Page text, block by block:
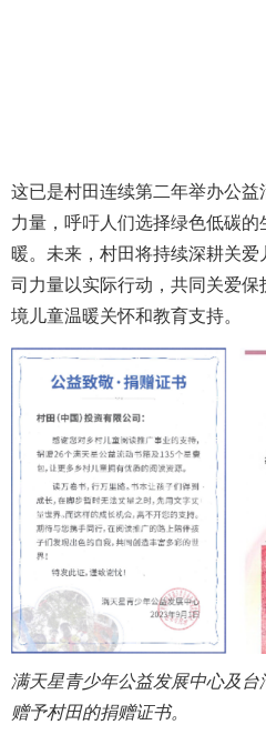
这已是村田连续第二年举办公
力量，呼吁人们选择绿色低碳
暖。未来，村田将持续深耕关
司力量以实际行动，共同关爱
境儿童温暖关怀和教育支持。
满天星青少年公益发展中心及
赠予村田的捐赠证书。